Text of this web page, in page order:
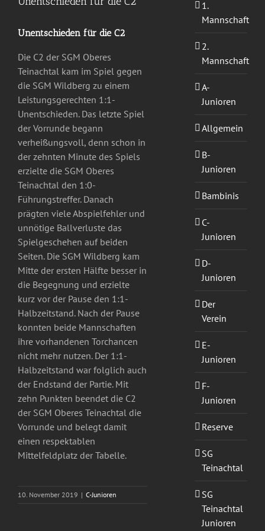
Unentschieden für die C2
Die C2 der SGM Oberes
Teinachtal kam im Spiel gegen
die SGM Wildberg zu einem
Leistungsgerechten 1:1-
Unentschieden. Das letzte Spiel
der Vorrunde begann
verheißungsvoll, denn schon in
der zehnten Minute des Spiels
erzielte die SGM Oberes
Teinachtal den 1:0-
Führungstreffer. Danach
prägten viele Abspielfehler und
unnötige Ballverluste das
Spielgeschehen auf beiden
Seiten. Die SGM Wildberg kam
Mitte der ersten Hälfte besser in
die Begegnung und erzielte
kurz vor der Pause den 1:1-
Halbzeitstand. Nach der Pause
konnten beide Mannschaften
ihre vorhandenen Torchancen
nicht mehr nutzen. Der 1:1-
Halbzeitstand war folglich auch
der Endstand der Partie. Mit
zehn Punkten beendet die C2
der SGM Oberes Teinachtal die
Vorrunde und belegt damit
einen respektablen
Mittelfeldplatz der Tabelle.
10. November 2019 | C-Junioren
1.
Mannschaft
2.
Mannschaft
A-
Junioren
Allgemein
B-
Junioren
Bambinis
C-
Junioren
D-
Junioren
Der
Verein
E-
Junioren
F-
Junioren
Reserve
SG
Teinachtal
SG
Teinachtal
Junioren